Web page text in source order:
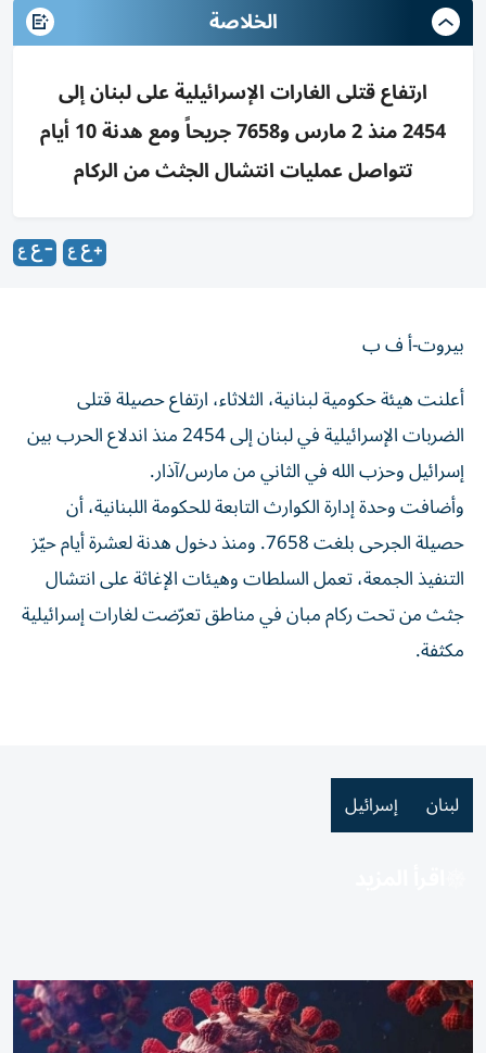
الخلاصة
ارتفاع قتلى الغارات الإسرائيلية على لبنان إلى
2454 منذ 2 مارس و7658 جريحاً ومع هدنة 10 أيام
تتواصل عمليات انتشال الجثث من الركام
بيروت-أ ف ب
أعلنت هيئة حكومية لبنانية، الثلاثاء، ارتفاع حصيلة قتلى
الضربات الإسرائيلية في لبنان إلى 2454 منذ اندلاع الحرب بين
إسرائيل وحزب الله في الثاني من مارس/آذار.
وأضافت وحدة إدارة الكوارث التابعة للحكومة اللبنانية، أن
حصيلة الجرحى بلغت 7658. ومنذ دخول هدنة لعشرة أيام حيّز
التنفيذ الجمعة، تعمل السلطات وهيئات الإغاثة على انتشال
جثث من تحت ركام مبان في مناطق تعرّضت لغارات إسرائيلية
مكثفة.
لبنان إسرائيل